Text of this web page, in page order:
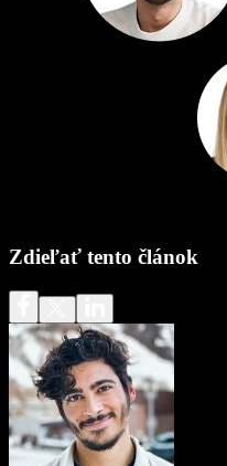
Zdieľať tento článok